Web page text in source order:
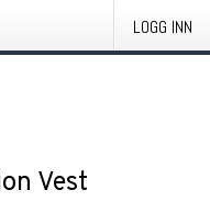
LOGG INN
Vest